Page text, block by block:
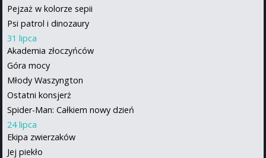
Pejzaż w kolorze sepii
Psi patrol i dinozaury
31 lipca
Akademia złoczyńców
Góra mocy
Młody Waszyngton
Ostatni konsjerż
Spider-Man: Całkiem nowy dzień
24 lipca
Ekipa zwierzaków
Jej piekło